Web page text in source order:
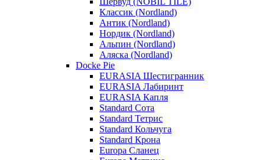
Классик (Nordland)
Антик (Nordland)
Нордик (Nordland)
Альпин (Nordland)
Аляска (Nordland)
Docke Pie
EURASIA Шестигранник
EURASIA Лабиринт
EURASIA Капля
Standard Сота
Standard Тетрис
Standard Кольчуга
Standard Крона
Europa Сланец